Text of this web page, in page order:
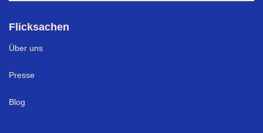
Flicksachen
Über uns
Presse
Blog